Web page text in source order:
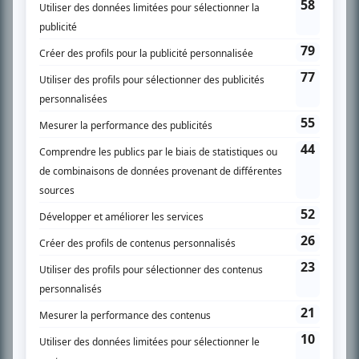
SUR LE RÉSEAU BIZZ MÉDIA
PLAN DU SITE
Accueil
Liste des oeuvres
Liste des comédiens
Recherche avancée
À propos
Nous contacter
Termes et conditions